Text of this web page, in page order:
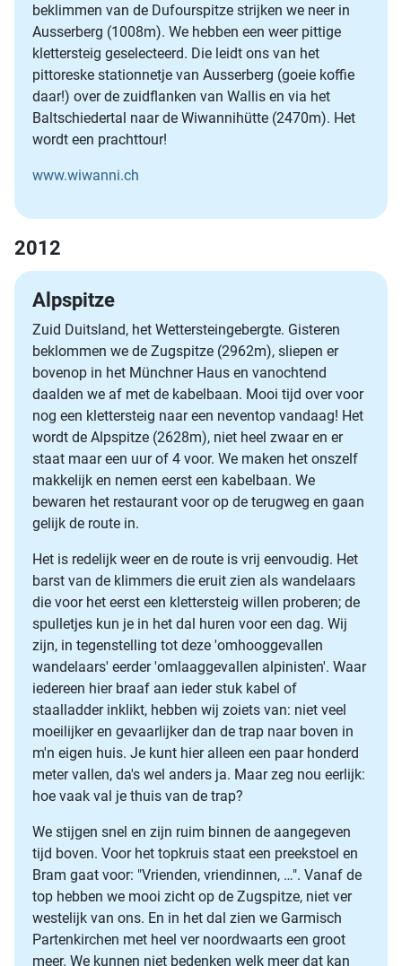
beklimmen van de Dufourspitze strijken we neer in
Ausserberg (1008m). We hebben een weer pittige
klettersteig geselecteerd. Die leidt ons van het
pittoreske stationnetje van Ausserberg (goeie koffie
daar!) over de zuidflanken van Wallis en via het
Baltschiedertal naar de Wiwannihütte (2470m). Het
wordt een prachttour!
www.wiwanni.ch
2012
Alpspitze
Zuid Duitsland, het Wettersteingebergte. Gisteren
beklommen we de Zugspitze (2962m), sliepen er
bovenop in het Münchner Haus en vanochtend
daalden we af met de kabelbaan. Mooi tijd over voor
nog een klettersteig naar een neventop vandaag! Het
wordt de Alpspitze (2628m), niet heel zwaar en er
staat maar een uur of 4 voor. We maken het onszelf
makkelijk en nemen eerst een kabelbaan. We
bewaren het restaurant voor op de terugweg en gaan
gelijk de route in.
Het is redelijk weer en de route is vrij eenvoudig. Het
barst van de klimmers die eruit zien als wandelaars
die voor het eerst een klettersteig willen proberen; de
spulletjes kun je in het dal huren voor een dag. Wij
zijn, in tegenstelling tot deze 'omhooggevallen
wandelaars' eerder 'omlaaggevallen alpinisten'. Waar
iedereen hier braaf aan ieder stuk kabel of
staalladder inklikt, hebben wij zoiets van: niet veel
moeilijker en gevaarlijker dan de trap naar boven in
m'n eigen huis. Je kunt hier alleen een paar honderd
meter vallen, da's wel anders ja. Maar zeg nou eerlijk:
hoe vaak val je thuis van de trap?
We stijgen snel en zijn ruim binnen de aangegeven
tijd boven. Voor het topkruis staat een preekstoel en
Bram gaat voor: "Vrienden, vriendinnen, …". Vanaf de
top hebben we mooi zicht op de Zugspitze, niet ver
westelijk van ons. En in het dal zien we Garmisch
Partenkirchen met heel ver noordwaarts een groot
meer. We kunnen niet bedenken welk meer dat kan